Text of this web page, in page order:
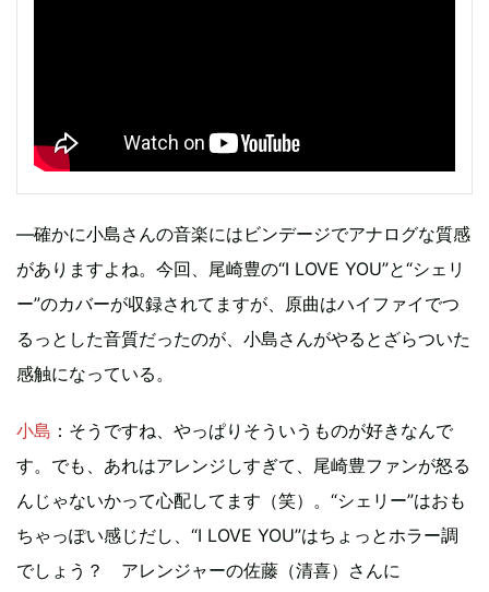
―確かに小島さんの音楽にはビンデージでアナログな質感
がありますよね。今回、尾崎豊の“I LOVE YOU”と“シェリ
ー”のカバーが収録されてますが、原曲はハイファイでつ
るっとした音質だったのが、小島さんがやるとざらついた
感触になっている。
小島 ：そうですね、やっぱりそういうものが好きなんで
す。でも、あれはアレンジしすぎて、尾崎豊ファンが怒る
んじゃないかって心配してます（笑）。“シェリー”はおも
ちゃっぽい感じだし、“I LOVE YOU”はちょっとホラー調
でしょう？ アレンジャーの佐藤（清喜）さんに